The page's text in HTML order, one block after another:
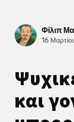
Φίλιπ
16
και